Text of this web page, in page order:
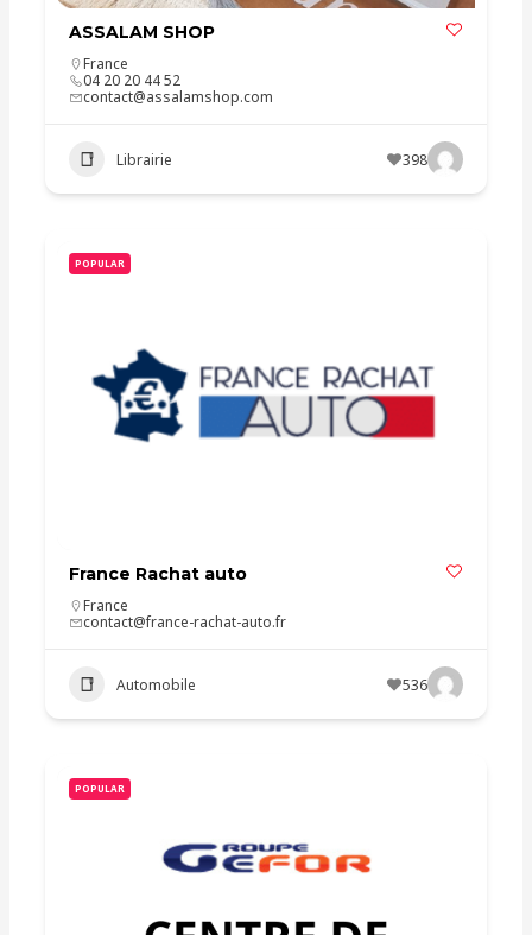
ASSALAM SHOP
France
04 20 20 44 52
contact@assalamshop.com
Librairie 398
POPULAR
France Rachat auto
France
contact@france-rachat-auto.fr
Automobile 536
POPULAR